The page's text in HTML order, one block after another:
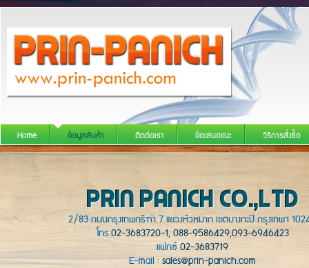
Home ข้อมูลสินค้า ติดต่อเรา ข้อเสนอแนะ วิธีการสั่งซื้อ
2/83 ถนนกรุงเทพกรีฑา 7 แขวงหัวหมาก เขตบางกะปิ กรุงเทพฯ
โทร.02-3683720-1, 088-9586429,093-6946423
แฟกซ์02-3683719
E-mail :sales@prin-panich.com